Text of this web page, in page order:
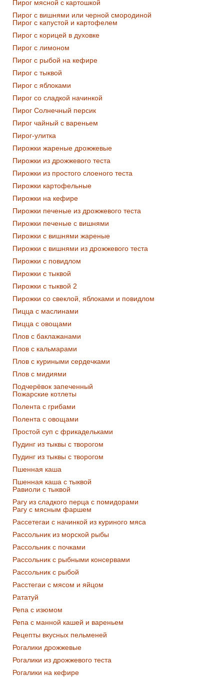
Пирог мясной с картошкой
Пирог с вишнями или черной смородиной
Пирог с капустой и картофелем
Пирог с корицей в духовке
Пирог с лимоном
Пирог с рыбой на кефире
Пирог с тыквой
Пирог с яблоками
Пирог со сладкой начинкой
Пирог Солнечный персик
Пирог чайный с вареньем
Пирог-улитка
Пирожки жареные дрожжевые
Пирожки из дрожжевого теста
Пирожки из простого слоеного теста
Пирожки картофельные
Пирожки на кефире
Пирожки печеные из дрожжевого теста
Пирожки печеные с вишнями
Пирожки с вишнями жареные
Пирожки с вишнями из дрожжевого теста
Пирожки с повидлом
Пирожки с тыквой
Пирожки с тыквой 2
Пирожки со свеклой, яблоками и повидлом
Пицца с маслинами
Пицца с овощами
Плов с баклажанами
Плов с кальмарами
Плов с куриными сердечками
Плов с мидиями
Подчерёвок запеченный
Пожарские котлеты
Полента с грибами
Полента с овощами
Простой суп с фрикадельками
Пудинг из тыквы с творогом
Пудинг из тыквы с творогом
Пшенная каша
Пшенная каша с тыквой
Равиоли с тыквой
Рагу из сладкого перца с помидорами
Рагу с мясным фаршем
Рассетегаи с начинкой из куриного мяса
Рассольник из морской рыбы
Рассольник с почками
Рассольник с рыбными консервами
Рассольник с рыбой
Расстегаи с мясом и яйцом
Рататуй
Репа с изюмом
Репа с манной кашей и вареньем
Рецепты вкусных пельменей
Рогалики дрожжевые
Рогалики из дрожжевого теста
Рогалики на кефире